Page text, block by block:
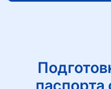
паспорта